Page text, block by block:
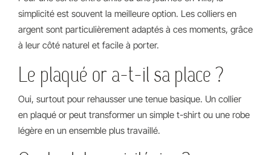
simplicité est souvent la meilleure option. Les colliers en
argent sont particulièrement adaptés à ces moments, grâce
à leur côté naturel et facile à porter.
Le plaqué or a-t-il sa place ?
Oui, surtout pour rehausser une tenue basique. Un collier
en plaqué or peut transformer un simple t-shirt ou une robe
légère en un ensemble plus travaillé.